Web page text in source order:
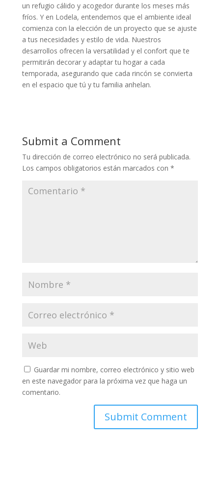
un refugio cálido y acogedor durante los meses más
fríos. Y en Lodela, entendemos que el ambiente ideal
comienza con la elección de un proyecto que se ajuste
a tus necesidades y estilo de vida. Nuestros
desarrollos ofrecen la versatilidad y el confort que te
permitirán decorar y adaptar tu hogar a cada
temporada, asegurando que cada rincón se convierta
en el espacio que tú y tu familia anhelan.
Submit a Comment
Tu dirección de correo electrónico no será publicada.
Los campos obligatorios están marcados con *
Guardar mi nombre, correo electrónico y sitio web
en este navegador para la próxima vez que haga un
comentario.